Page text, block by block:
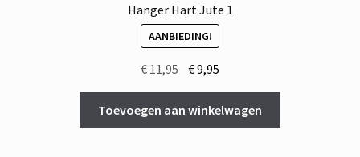
Hanger Hart Jute 1
AANBIEDING!
€11,95 Oorspronkelijke
was:
€ 11,95.
€9,95
is:
€ 9,95.
Toevoegen aan winkelwagen